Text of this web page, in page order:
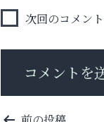
次回のコメン